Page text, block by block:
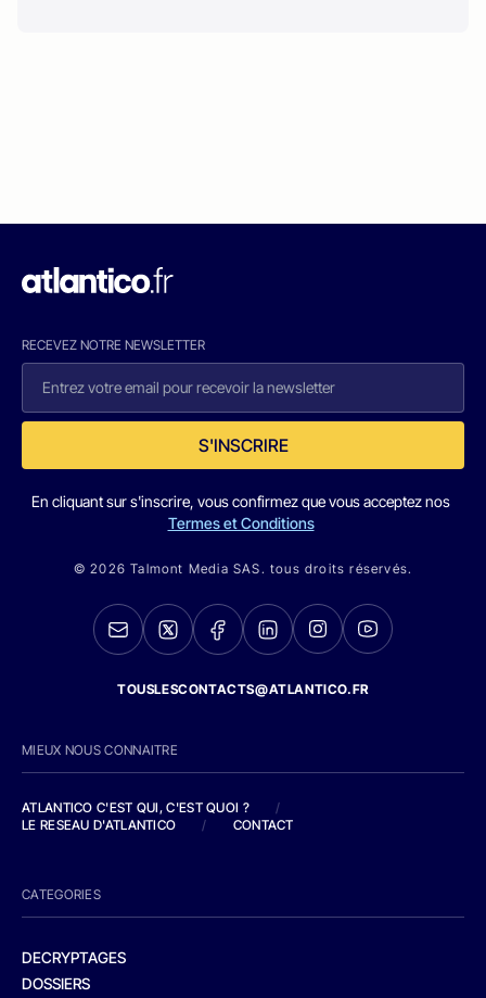
RECEVEZ NOTRE NEWSLETTER
S'INSCRIRE
En cliquant sur s'inscrire, vous confirmez que vous acceptez nos
Termes et Conditions
© 2026 Talmont Media SAS. tous droits réservés.
TOUSLESCONTACTS@ATLANTICO.FR
MIEUX NOUS CONNAITRE
ATLANTICO C'EST QUI, C'EST QUOI ?
/
LE RESEAU D'ATLANTICO
/ CONTACT
CATEGORIES
DECRYPTAGES
DOSSIERS